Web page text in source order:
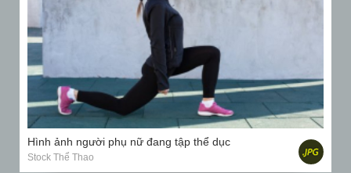
Hình ảnh người phụ nữ đang tập thể dục
Stock Thể Thao